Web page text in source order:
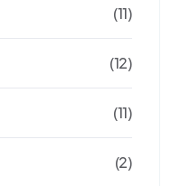
(11)
(12)
(11)
(2)